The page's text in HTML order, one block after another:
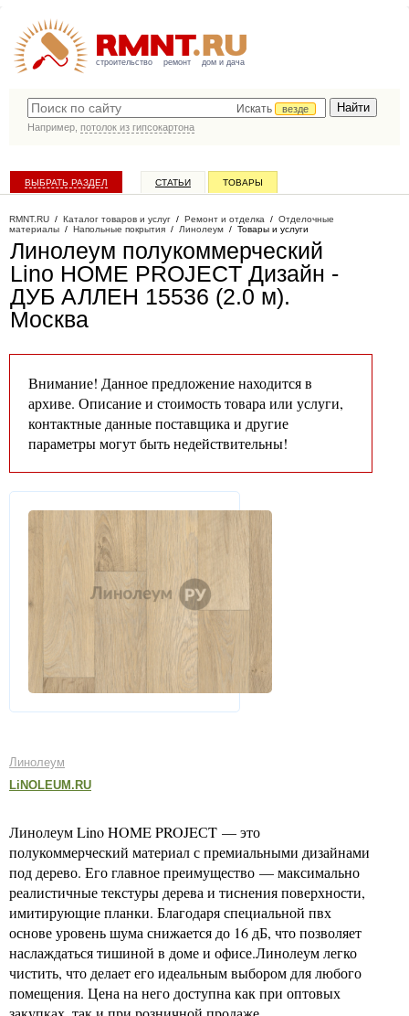
строительство ремонт дом и дача
Искать
везде
Например, потолок из гипсокартона
ВЫБРАТЬ РАЗДЕЛ СТАТЬИ ТОВАРЫ
RMNT.RU / Каталог товаров и услуг / Ремонт и отделка / Отделочные
материалы / Напольные покрытия / Линолеум / Товары и услуги
Линолеум полукоммерческий
Lino HOME PROJEСT Дизайн -
ДУБ АЛЛЕН 15536 (2.0 м).
Москва
Внимание! Данное предложение находится в
архиве. Описание и стоимость товара или услуги,
контактные данные поставщика и другие
параметры могут быть недействительны!
Линолеум
LiNOLEUM.RU
Линолеум Lino HOME PROJEСT — это
полукоммерческий материал с премиальными дизайнами
под дерево. Его главное преимущество — максимально
реалистичные текстуры дерева и тиснения поверхности,
имитирующие планки. Благодаря специальной пвх
основе уровень шума снижается до 16 дБ, что позволяет
наслаждаться тишиной в доме и офисе.Линолеум легко
чистить, что делает его идеальным выбором для любого
помещения. Цена на него доступна как при оптовых